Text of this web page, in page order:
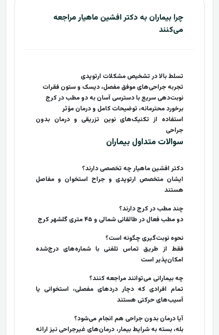
چرا بیماران به دکتر افشین ماهیار مراجعه
می‌کنند
تسلط بالا در تشخیص مشکلات ارتوپدی
تجربه جراحی‌های موفق مفصل، دیسک و ستون فقرات
نوبت‌دهی سریع با دسترسی آسان به دو مطب در کرج
برخورد محترمانه، توضیحات کامل و درمان مؤثر
استفاده از تکنیک‌های نوین تزریقی و درمان بدون
جراحی
سوالات متداول بیماران
دکتر افشین ماهیار چه تخصصی دارند؟
ایشان متخصص ارتوپدی و جراح استخوان و مفاصل
هستند
چند مطب در کرج دارند؟
دو مطب فعال در طالقانی شمالی و ۴۵ متری گلشهر کرج
نحوه نوبت‌گیری چگونه است؟
فقط از طریق تماس تلفنی با شماره‌های درج‌شده
امکان‌پذیر است
چه بیمارانی می‌توانند مراجعه کنند؟
تمام افرادی که دچار دردهای مفصلی، استخوانی یا
آسیب‌های حرکتی هستند
آیا درمان بدون جراحی هم انجام می‌شود؟
بله، بسته به شرایط بیمار، درمان‌های غیرجراحی نیز ارائه